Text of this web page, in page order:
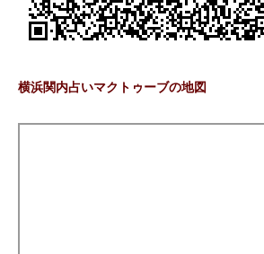
横浜関内占いマクトゥーブの地図